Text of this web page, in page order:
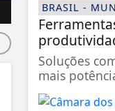
BRASIL -
Soluções
mais